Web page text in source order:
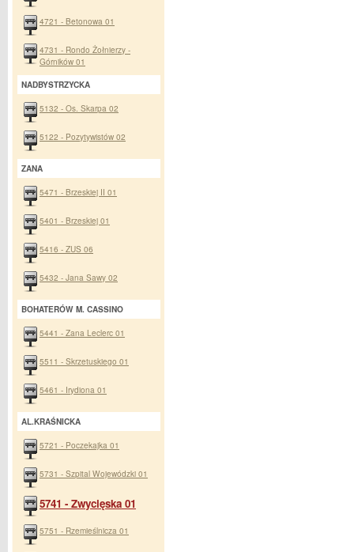
4721 - Betonowa 01
4731 - Rondo Żołnierzy -
Górników 01
NADBYSTRZYCKA
5132 - Os. Skarpa 02
5122 - Pozytywistów 02
ZANA
5471 - Brzeskiej II 01
5401 - Brzeskiej 01
5416 - ZUS 06
5432 - Jana Sawy 02
BOHATERÓW M. CASSINO
5441 - Zana Leclerc 01
5511 - Skrzetuskiego 01
5461 - Irydiona 01
AL.KRAŚNICKA
5721 - Poczekajka 01
5731 - Szpital Wojewódzki 01
5741 - Zwycięska 01
5751 - Rzemieślnicza 01